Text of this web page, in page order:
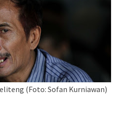
(Foto: Sofan Kurniawan)